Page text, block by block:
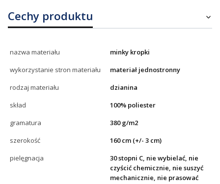
Cechy produktu
nazwa materiału
minky kropki
wykorzystanie stron materiału
materiał jednostronny
rodzaj materiału
dzianina
skład
100% poliester
gramatura
380 g/m2
szerokość
160 cm (+/- 3 cm)
pielęgnacja
30 stopni C, nie wybielać, nie
czyścić chemicznie, nie suszyć
mechanicznie, nie prasować